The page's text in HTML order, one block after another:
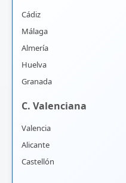
Cádiz
Málaga
Almería
Huelva
Granada
C. Valenciana
Valencia
Alicante
Castellón